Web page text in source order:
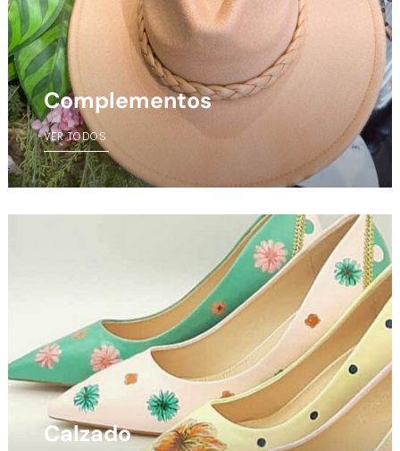
Complementos
VER TODOS
Calzado